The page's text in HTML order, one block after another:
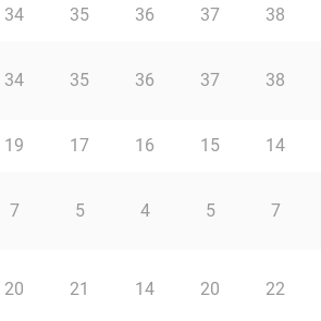
34 35 36 37 38
34 35 36 37 38
19 17 16 15 14
7 5 4 5 7
20 21 14 20 22